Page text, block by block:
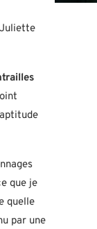
Juliette
que je
quelle
par une